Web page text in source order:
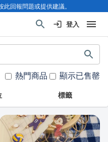
回報問題或提供建議。
登入
熱門商品 顯示已售罄
標籤